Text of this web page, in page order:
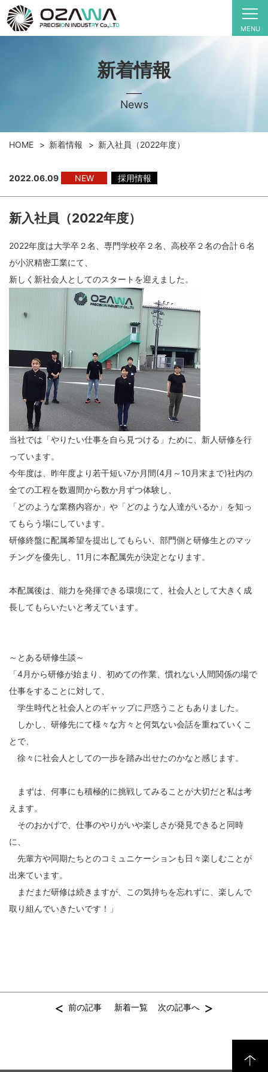
MENU
新着情報
News
HOME 新着情報 新入社員（2022年度）
2022.06.09 NEW 採用情報
新入社員（2022年度）
2022年度は大学卒２名、専門学校卒２名、高校卒２名の合計６名
が小沢精密工業にて、
新しく新社会人としてのスタートを迎えました。
当社では「やりたい仕事を自ら見つける」ために、新人研修を行
っています。
今年度は、昨年度より若干短い7か月間(4月～10月末まで)社内の
全ての工程を数週間から数か月ずつ体験し、
「どのような業務内容か」や「どのような人達がいるか」を知っ
てもらう場にしています。
研修終盤に配属希望を提出してもらい、部門側と研修生とのマッ
チングを優先し、11月に本配属先が決定となります。
本配属後は、能力を発揮できる環境にて、社会人として大きく成
長してもらいたいと考えています。
～とある研修生談～
「4月から研修が始まり、初めての作業、慣れない人間関係の場で
仕事をすることに対して、
学生時代と社会人とのギャップに戸惑うこともありました。
しかし、研修先にて様々な方々と何気ない会話を重ねていくこ
とで、
徐々に社会人としての一歩を踏み出せたのかなと感じます。
まずは、何事にも積極的に挑戦してみることが大切だと私は考
えます。
そのおかげで、仕事のやりがいや楽しさが発見できると同時
に、
先輩方や同期たちとのコミュニケーションも日々楽しむことが
出来ています。
まだまだ研修は続きますが、この気持ちを忘れずに、楽しんで
取り組んでいきたいです！」
< 前の記事 新着一覧 次の記事へ >